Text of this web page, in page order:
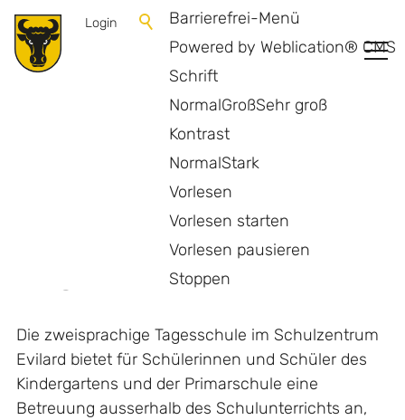
Barrierefrei-Menü
Powered by Weblication® CMS
Schrift
NormalGroßSehr groß
Kontrast
NormalStark
Vorlesen
Vorlesen starten
Vorlesen pausieren
Stoppen
Login
Tagesschule
Die zweisprachige Tagesschule im Schulzentrum
Evilard bietet für Schülerinnen und Schüler des
Kindergartens und der Primarschule eine
Betreuung ausserhalb des Schulunterrichts an,